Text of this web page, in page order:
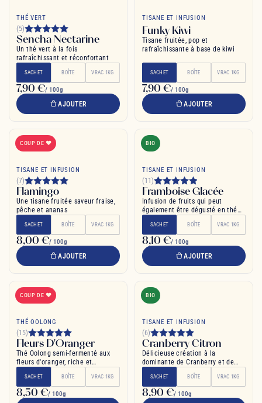
THÉ VERT
(5)
Sencha Nectarine
Un thé vert à la fois
rafraîchissant et réconfortant
SACHET BOÎTE VRAC 1KG
7,90 €/ 100g
AJOUTER
TISANE ET INFUSION
Funky Kiwi
Tisane fruitée, pop et
rafraîchissante à base de kiwi
SACHET BOÎTE VRAC 1KG
7,90 €/ 100g
AJOUTER
COUP DE ❤
TISANE ET INFUSION
(7)
Flamingo
Une tisane fruitée saveur fraise,
pêche et ananas
SACHET BOÎTE VRAC 1KG
8,00 €/ 100g
AJOUTER
BIO
TISANE ET INFUSION
(11)
Framboise Glacée
Infusion de fruits qui peut
également être dégusté en thé
SACHET BOÎTE VRAC 1KG
8,10 €/ 100g
AJOUTER
COUP DE ❤
THÉ OOLONG
(15)
Fleurs D'Oranger
Thé Oolong semi-fermenté aux
fleurs d'oranger, riche et
SACHET BOÎTE VRAC 1KG
8,50 €/ 100g
BIO
TISANE ET INFUSION
(6)
Cranberry Citron
Délicieuse création à la
dominante de Cranberry et de
SACHET BOÎTE VRAC 1KG
8,90 €/ 100g